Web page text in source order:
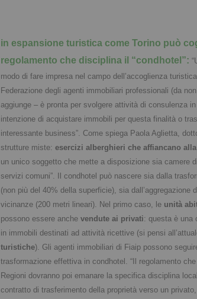
in espansione turistica come Torino può
regolamento che disciplina il “condhotel”:
modo di fare impresa nel campo dell’accoglienza
Federazione degli agenti immobiliari professionali (da
aggiunge – è pronta per svolgere attività di consulenza
intenzione di acquistare immobili per questa finalità o
interessante business”. Come spiega Paola Aglietta,
strutture miste: esercizi alberghieri che affiancano
un unico soggetto che mette a disposizione sia camere
servizi comuni”. Il condhotel può nascere sia dalla
(non più del 40% della superficie), sia
vicinanze (200 metri lineari). Nel primo caso, le unità
possono essere anche vendute ai privati: questa è una
in immobili destinati ad attività ricettive (si pensi
turistiche). Gli agenti immobiliari di Fiaip possono
trasformazione effettiva in condhotel. “Il regolamento
Regioni dovranno poi emanare la specifica disciplina
contratto di trasferimento della proprietà verso un